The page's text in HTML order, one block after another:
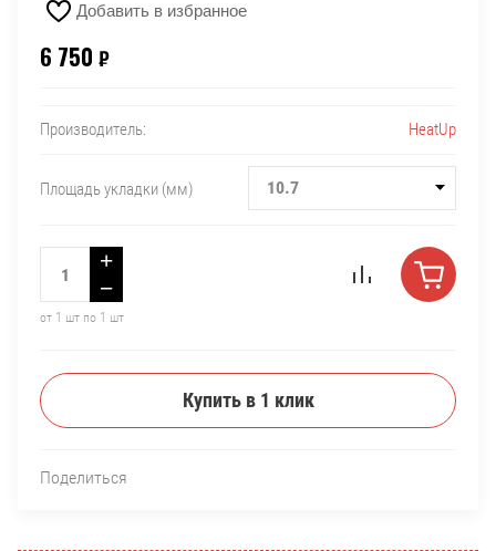
Добавить в избранное
6 750 ₽
Производитель: HeatUp
Площадь укладки (мм) 10.7
−
+
от 1 шт по 1 шт
Купить в 1 клик
Поделиться